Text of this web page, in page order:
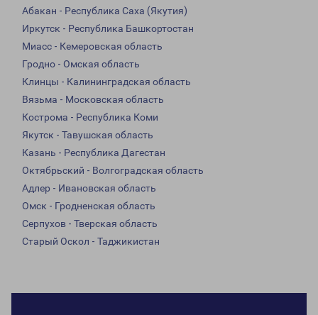
Абакан - Республика Саха (Якутия)
Иркутск - Республика Башкортостан
Миасс - Кемеровская область
Гродно - Омская область
Клинцы - Калининградская область
Вязьма - Московская область
Кострома - Республика Коми
Якутск - Тавушская область
Казань - Республика Дагестан
Октябрьский - Волгоградская область
Адлер - Ивановская область
Омск - Гродненская область
Серпухов - Тверская область
Старый Оскол - Таджикистан